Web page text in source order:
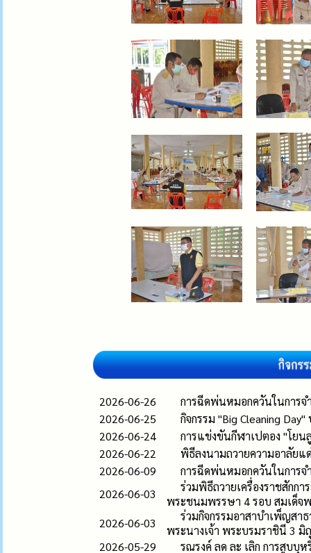
2026-06-26
การฉีดพ่นหมอกควันในการจ
2026-06-25
กิจกรรม "Big Cleaning
2026-06-24
การแข่งขันกีฬาเปตอง "โย
2026-06-22
พิธีลงนามถวายความอาลัยแ
2026-06-09
การฉีดพ่นหมอกควันในการจ
2026-06-03
ร่วมพิธีถวายเครื่องราชสักก
พระชนมพรรษา 4 รอบ สมเด็จ
2026-06-03
ร่วมกิจกรรมอาสาบำเพ็ญสา
พระนางเจ้า พระบรมราชินี 3 มิ
2026-05-29
รณรงค์ ลด ละ เลิก การสูบบุ